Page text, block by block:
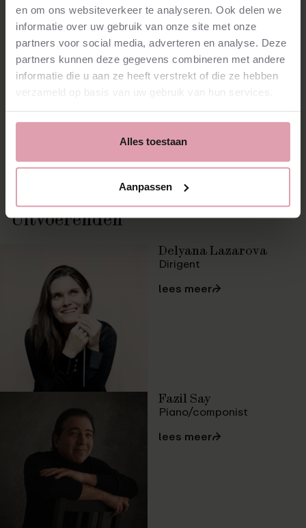
en om ons websiteverkeer te analyseren. Ook delen we
informatie over uw gebruik van onze site met onze
partners voor social media, adverteren en analyse. Deze
partners kunnen deze gegevens combineren met andere
informatie die u aan ze heeft verstrekt of die ze hebben
verzameld op basis van uw gebruik van hun services.
Alles toestaan
Aanpassen
Locatie
PHIL
Haarlem, Nederland
Prijs
€22.00 - €41.50
Programma
Dvořák — Symfonie nr. 9 ‘Uit de nieuwe wereld’
Uitvoerenden
Delyana Lazarova
Dirigent
lees meer⮫
Fazil Say
Piano/componist
lees meer⮫